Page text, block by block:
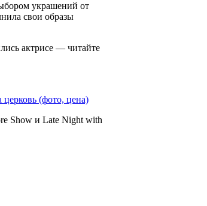
украшений от
свои образы
актрисе — читайте
(фото, цена)
Show и Late Night with